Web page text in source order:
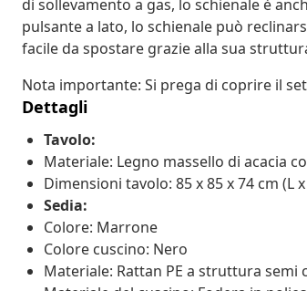
di sollevamento a gas, lo schienale è
pulsante a lato, lo schienale può
facile da spostare grazie alla sua
Nota importante: Si prega di coprire il
Dettagli
Tavolo:
Materiale: Legno massello di acacia
Dimensioni tavolo: 85 x 85 x 74 cm (L x
Sedia:
Colore: Marrone
Colore cuscino: Nero
Materiale: Rattan PE a struttura semi